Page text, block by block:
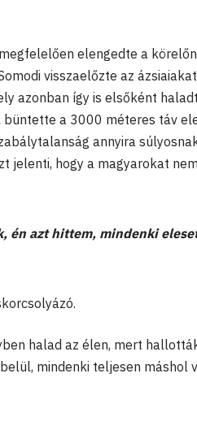
elengedte a
visszaelőzte az
azonban így is elsőként
büntette a 3000 méteres táv
annyira
jelenti, hogy a magyarokat
én azt hittem, mindenki
halad az élen, mert
mindenki teljesen máshol